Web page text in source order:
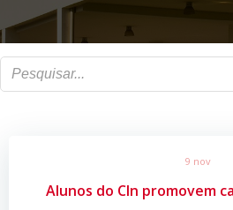
9 nov
Alunos do CIn promovem